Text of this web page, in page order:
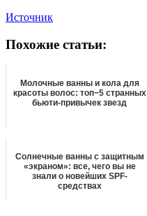
Источник
Похожие статьи:
Молочные ванны и кола для
красоты волос: топ−5 странных
бьюти-привычек звезд
Солнечные ванны с защитным
«экраном»: все, чего вы не
знали о новейших SPF-
средствах